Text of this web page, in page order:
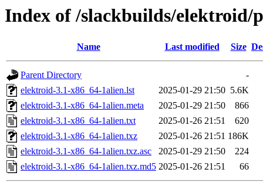
Index of /slackbuilds/elektroid/
Name Last modified Size
Parent Directory
-
elektroid-3.1-x86_64-1alien.lst
2025-01-29 21:50 5.6K
elektroid-3.1-x86_64-1alien.meta
2025-01-29 21:50
866
elektroid-3.1-x86_64-1alien.txt
2025-01-26 21:51
620
elektroid-3.1-x86_64-1alien.txz
2025-01-26 21:51 186K
elektroid-3.1-x86_64-1alien.txz.asc
2025-01-29 21:50
224
elektroid-3.1-x86_64-1alien.txz.md5 2025-01-26 21:51 66